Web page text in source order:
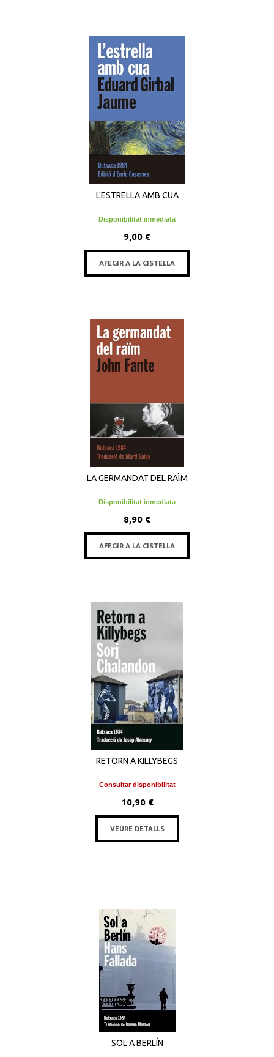
L'ESTRELLA AMB CUA
Disponibilitat inmediata
9,00 €
AFEGIR A LA CISTELLA
LA GERMANDAT DEL RAÏM
Disponibilitat inmediata
8,90 €
AFEGIR A LA CISTELLA
RETORN A KILLYBEGS
Consultar disponibilitat
10,90 €
VEURE DETALLS
SOL A BERLÍN